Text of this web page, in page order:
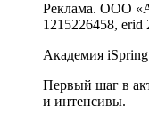
Реклама. ООО
1215226458,
Академия iSpring
Первый шаг в
и интенсивы.